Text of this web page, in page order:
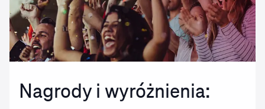
Nagrody i wyróżnienia: